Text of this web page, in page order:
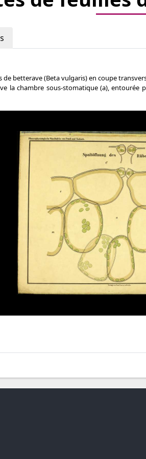
betterave (Beta vulgaris) en coupe
la chambre sous-stomatique (a),